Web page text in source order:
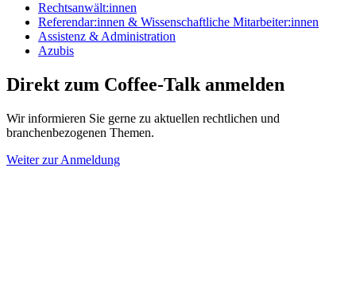
Rechtsanwält:innen
Referendar:innen & Wissenschaftliche Mitarbeiter:innen
Assistenz & Administration
Azubis
Direkt zum Coffee-Talk anmelden
Wir informieren Sie gerne zu aktuellen rechtlichen und
branchenbezogenen Themen.
Weiter zur Anmeldung